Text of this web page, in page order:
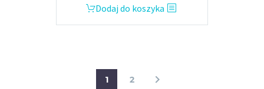
cena
cena
Dodaj do koszyka
1 2